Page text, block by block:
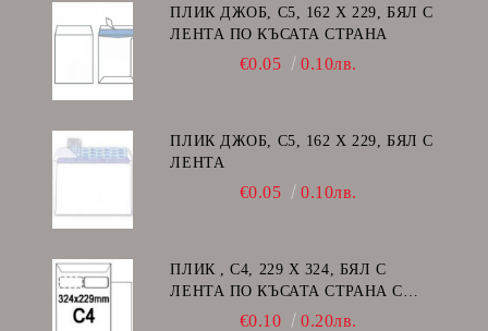
ПЛИК ДЖОБ, C5, 162 Х 229, БЯЛ С
ЛЕНТА ПО КЪСАТА СТРАНА
€0.05 0.10лв.
ПЛИК ДЖОБ, C5, 162 Х 229, БЯЛ С
ЛЕНТА
€0.05 0.10лв.
ПЛИК , C4, 229 Х 324, БЯЛ С
ЛЕНТА ПО КЪСАТА СТРАНА С
ДЕСЕН ПРОЗОРЕЦ
€0.10 0.20лв.